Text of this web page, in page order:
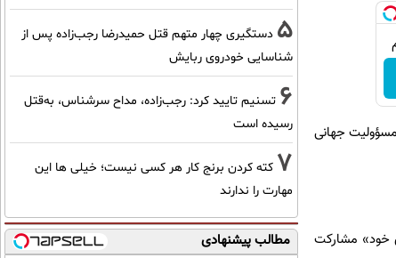
جهانی
خود» مشارکت
5 دستگیری چهار متهم قتل حمیدرضا رجب‌زاده پس از
شناسایی خودروی ربایش
6 تسنیم تایید کرد: رجب‌زاده، مداح سرشناس، به‌قتل
رسیده است
7 کته کردن برنج کار هر کسی نیست؛ خیلی ها این
مهارت را ندارند
مطالب پیشنهادی